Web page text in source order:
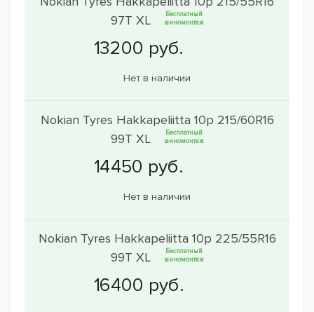
97T XL
Бесплатный
шиномонтаж
Нет в наличии
Nokian Tyres Hakkapeliitta 10p 215/60R16
99T XL
Бесплатный
шиномонтаж
Нет в наличии
Nokian Tyres Hakkapeliitta 10p 225/55R16
99T XL
Бесплатный
шиномонтаж